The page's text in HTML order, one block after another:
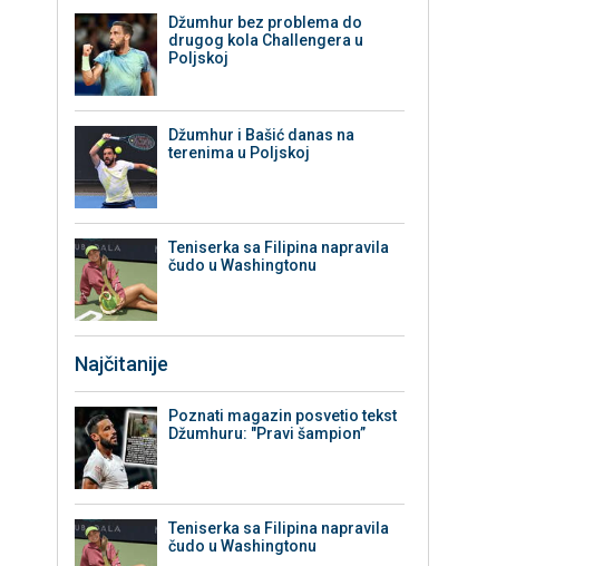
Džumhur bez problema do
drugog kola Challengera u
Poljskoj
Džumhur i Bašić danas na
terenima u Poljskoj
Teniserka sa Filipina napravila
čudo u Washingtonu
Najčitanije
Poznati magazin posvetio tekst
Džumhuru: "Pravi šampion”
Teniserka sa Filipina napravila
čudo u Washingtonu